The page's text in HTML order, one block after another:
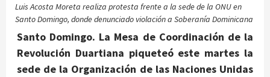
Luis Acosta Moreta realiza protesta frente a la sede de la ONU en
Santo Domingo, donde denunciado violación a Soberanía Dominicana
Santo Domingo. La Mesa de Coordinación de la
Revolución Duartiana piqueteó este martes la
sede de la Organización de las Naciones Unidas